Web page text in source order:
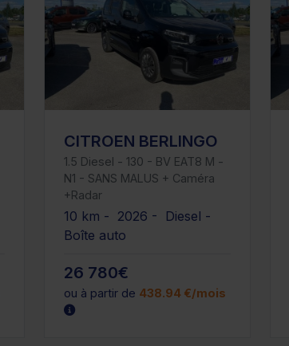
CITROEN BERLINGO
1.5 Diesel - 130 - BV EAT8 M -
N1 - SANS MALUS + Caméra
+Radar
10 km - 2026 - Diesel -
Boîte auto
26 780€
ou à partir de 438.94 €/mois